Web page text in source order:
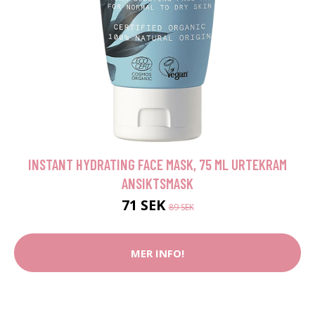
INSTANT HYDRATING FACE MASK, 75 ML URTEKRAM
ANSIKTSMASK
71 SEK89 SEK
MER INFO!